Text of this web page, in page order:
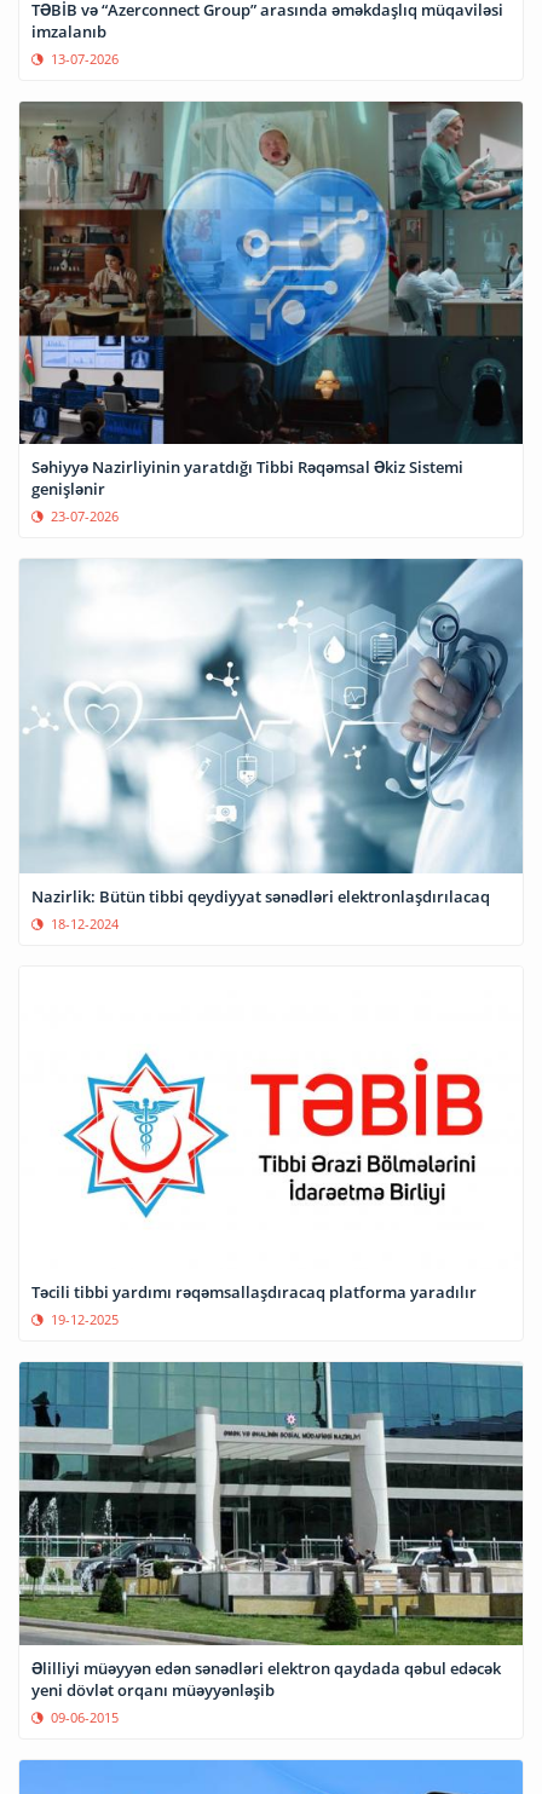
TƏBİB və “Azerconnect Group” arasında əməkdaşlıq müqaviləsi
imzalanıb
13-07-2026
Səhiyyə Nazirliyinin yaratdığı Tibbi Rəqəmsal Əkiz Sistemi
genişlənir
23-07-2026
Nazirlik: Bütün tibbi qeydiyyat sənədləri elektronlaşdırılacaq
18-12-2024
Təcili tibbi yardımı rəqəmsallaşdıracaq platforma yaradılır
19-12-2025
Əlilliyi müəyyən edən sənədləri elektron qaydada qəbul edəcək
yeni dövlət orqanı müəyyənləşib
09-06-2015